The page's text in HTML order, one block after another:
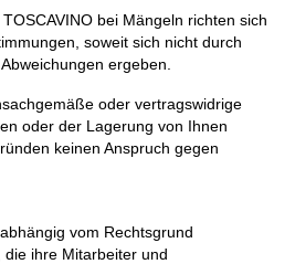
bei Mängeln richten sich
soweit sich nicht durch
ergeben.
oder vertragswidrige
oder der Lagerung von Ihnen
keinen Anspruch gegen
vom Rechtsgrund
ihre Mitarbeiter und